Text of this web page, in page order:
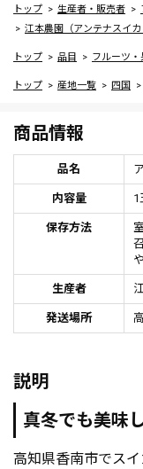
トップ 生産者・販売者
江本農園（アンテナスイカ
トップ 品目 フルーツ・
トップ 産地一覧 四国
商品情報
品名
内容量 1
保存方法
生産者
発送場所
説明
真冬でも美味
高知県香南市でス